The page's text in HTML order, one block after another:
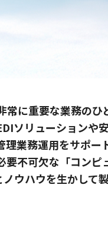
に重要な業務のひ
ソリューションや
業務運用をサポー
不可欠な「コンピ
ウハウを生かして